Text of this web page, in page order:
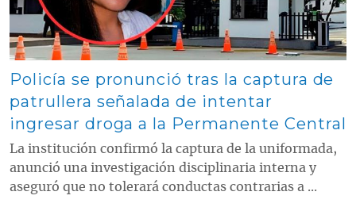
Policía se pronunció tras la captura de
patrullera señalada de intentar
ingresar droga a la Permanente Central
La institución confirmó la captura de la uniformada,
anunció una investigación disciplinaria interna y
aseguró que no tolerará conductas contrarias a ...